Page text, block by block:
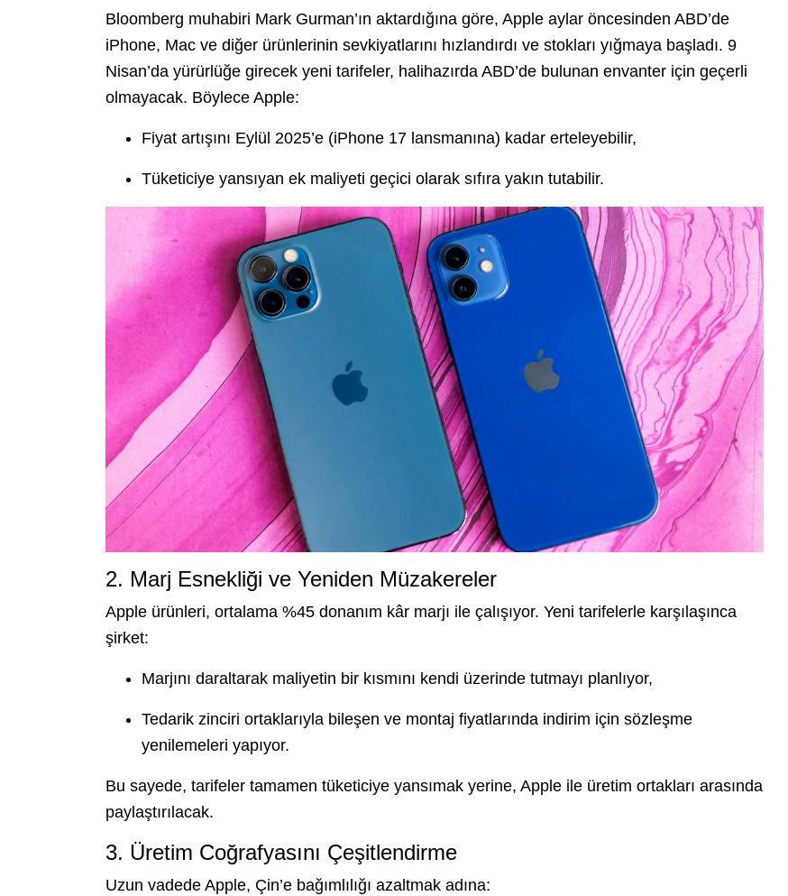
Bloomberg muhabiri Mark Gurman’ın aktardığına göre, Apple aylar öncesinden ABD’de
iPhone, Mac ve diğer ürünlerinin sevkiyatlarını hızlandırdı ve stokları yığmaya başladı. 9
Nisan’da yürürlüğe girecek yeni tarifeler, halihazırda ABD’de bulunan envanter için geçerli
olmayacak. Böylece Apple:
Fiyat artışını Eylül 2025’e (iPhone 17 lansmanına) kadar erteleyebilir,
Tüketiciye yansıyan ek maliyeti geçici olarak sıfıra yakın tutabilir.
2. Marj Esnekliği ve Yeniden Müzakereler
Apple ürünleri, ortalama %45 donanım kâr marjı ile çalışıyor. Yeni tarifelerle karşılaşınca
şirket:
Marjını daraltarak maliyetin bir kısmını kendi üzerinde tutmayı planlıyor,
Tedarik zinciri ortaklarıyla bileşen ve montaj fiyatlarında indirim için sözleşme
yenilemeleri yapıyor.
Bu sayede, tarifeler tamamen tüketiciye yansımak yerine, Apple ile üretim ortakları arasında
paylaştırılacak.
3. Üretim Coğrafyasını Çeşitlendirme
Uzun vadede Apple, Çin’e bağımlılığı azaltmak adına: